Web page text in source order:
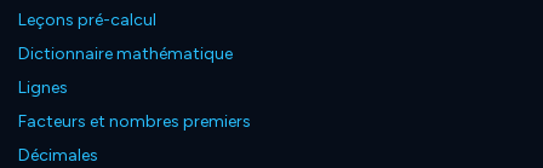
Leçons pré-calcul
Dictionnaire mathématique
Lignes
Facteurs et nombres premiers
Décimales